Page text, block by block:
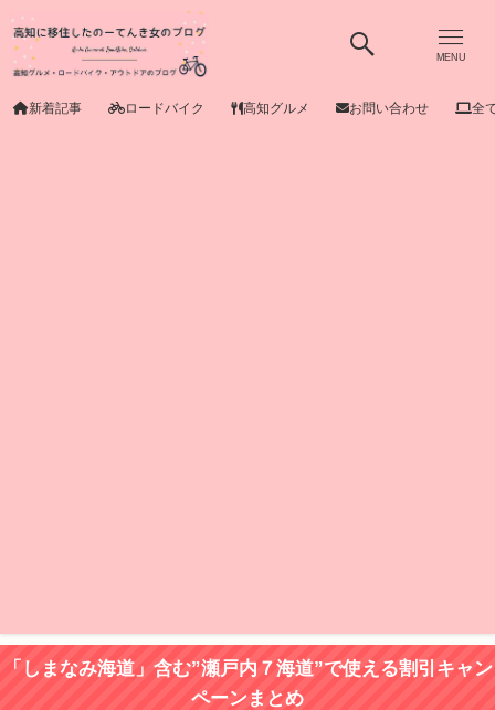
MENU
新着記事 ロードバイク 高知グルメ お問い合わせ 全
「しまなみ海道」含む”瀬戸内７海道”で使える割引キャン
ペーンまとめ